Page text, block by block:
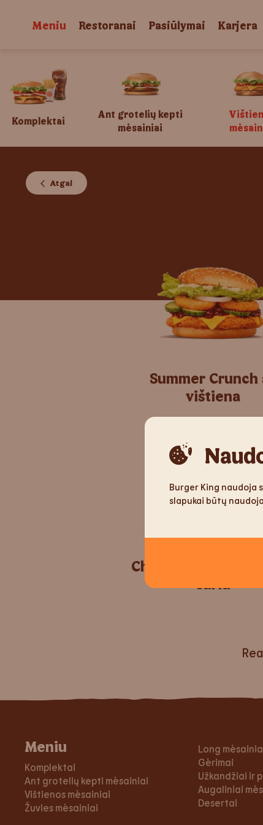
Burger King naudoja
slapukai būtų
Meniu Restoranai Pasiūlymai Karjera
Komplektai
Ant grotelių kepti
mėsainiai
Atgal
Summer Crunch
vištiena
Chicken
sūriu
Meniu
Komplektai
Ant grotelių kepti mėsainiai
Vištienos mėsainiai
Žuvies mėsainiai
Long
Gėrimai
Užkandžiai ir
Augaliniai
Desertai